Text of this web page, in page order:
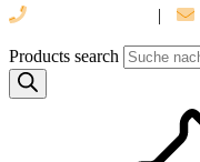
|
Products search